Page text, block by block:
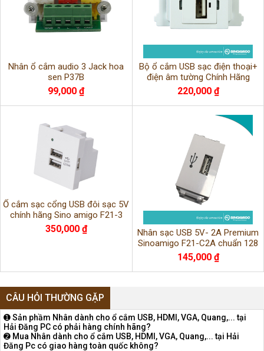
Nhân ổ cắm audio 3 Jack hoa
sen P37B
99,000 ₫
Bộ ổ cắm USB sạc điện thoại+
điện âm tường Chính Hãng
220,000 ₫
Ổ cắm sạc cổng USB đôi sạc 5V
chính hãng Sino amigo F21-3
chính hãng
350,000 ₫
Nhân sạc USB 5V- 2A Premium
Sinoamigo F21-C2A chuẩn 128
145,000 ₫
CÂU HỎI THƯỜNG GẶP
➊ Sản phầm Nhân dành cho ổ cắm USB, HDMI, VGA, Quang,... tại
Hải Đăng PC có phải hàng chính hãng?
➋ Mua Nhân dành cho ổ cắm USB, HDMI, VGA, Quang,... tại Hải
Đăng Pc có giao hàng toàn quốc không?